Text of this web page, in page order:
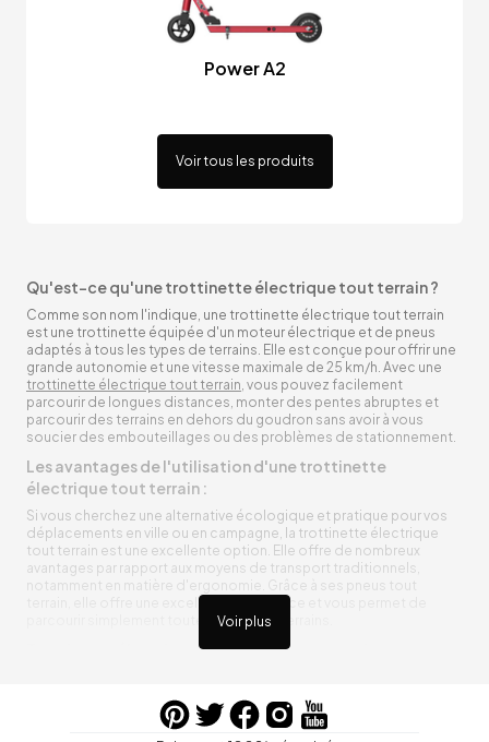
Power A2
Voir tous les produits
Voir plus
Qu'est-ce qu'une trottinette électrique tout terrain ?
Comme son nom l'indique, une trottinette électrique tout terrain
est une trottinette équipée d'un moteur électrique et de pneus
adaptés à tous les types de terrains. Elle est conçue pour offrir une
grande autonomie et une vitesse maximale de 25 km/h. Avec une
trottinette électrique tout terrain, vous pouvez facilement
parcourir de longues distances, monter des pentes abruptes et
parcourir des terrains en dehors du goudron sans avoir à vous
soucier des embouteillages ou des problèmes de stationnement.
Les avantages de l'utilisation d'une trottinette
électrique tout terrain :
Si vous cherchez une alternative écologique et pratique pour vos
déplacements en ville ou en campagne, la trottinette électrique
tout terrain est une excellente option. Elle offre de nombreux
avantages par rapport aux moyens de transport traditionnels,
notamment en matière d'ergonomie. Grâce à ses pneus tout
terrain, elle offre une excellente adhérence et vous permet de
parcourir simplement toutes sortes de terrains.
Trottinette électrique tout terrain ergonomique
entre vos trajets, vous n’aurez pas à vous soucier de l’état de sa
batterie. De plus, elle est équipée de pneus résistants qui peuvent